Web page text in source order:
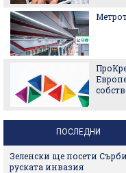
ПОСЛЕДНИ
Зеленски ще посети
руската инвазия